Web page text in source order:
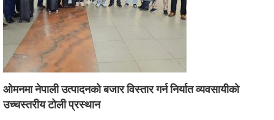
ओमनमा नेपाली उत्पादनको बजार विस्तार गर्न निर्यात व्यवसायीको
उच्चस्तरीय टोली प्रस्थान